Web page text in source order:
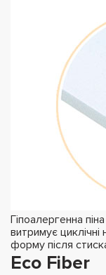
Гіпоалергенна
витримує
форму після
Eco Fiber